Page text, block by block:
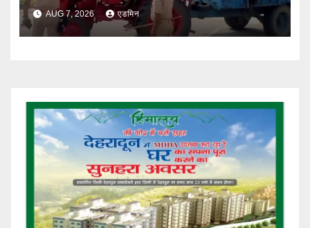
सख्तAUG 7, 2026 एडमिन